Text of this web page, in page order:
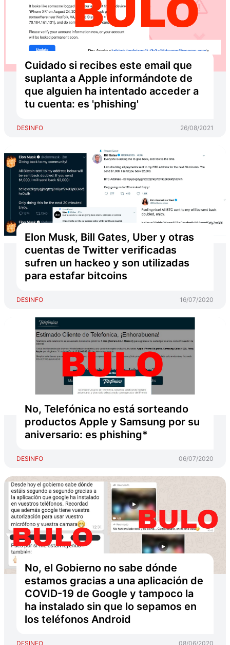
Cuidado si recibes este email que
suplanta a Apple informándote de
que alguien ha intentado acceder a
tu cuenta: es 'phishing'
DESINFO 26/08/2021
Elon Musk, Bill Gates, Uber y otras
cuentas de Twitter verificadas
sufren un hackeo y son utilizadas
para estafar bitcoins
DESINFO 16/07/2020
No, Telefónica no está sorteando
productos Apple y Samsung por su
aniversario: es phishing*
DESINFO 06/07/2020
No, el Gobierno no sabe dónde
estamos gracias a una aplicación de
COVID-19 de Google y tampoco la
ha instalado sin que lo sepamos en
los teléfonos Android
DESINFO 08/06/2020